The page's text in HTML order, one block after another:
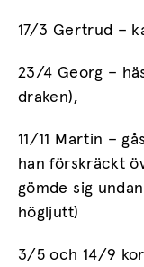
17/3 Gertrud –
23/4 Georg –
draken),
11/11 Martin –
han förskräckt
gömde sig
högljutt)
3/5 och 14/9